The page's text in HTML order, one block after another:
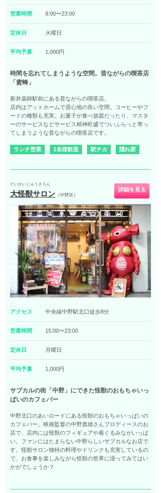
営業時間 8:00〜23:00
定休日 火曜日
平均予算 1,000円
時間を忘れてしまうような空間。昔ながらの喫茶店
「蜜蜂」
新井薬師駅前にある昔ながらの喫茶店。
店内はアットホームで居心地の良い空間。コーヒーやフ
ードの種類も充実。お菓子が食べ放題だったり、マスタ
ーのサービスなどサービス精神旺盛でついふらっと寄っ
てしまうような昔ながらの喫茶店です。
ランチ営業 1名様歓迎 駅チカ 隠れ家
だいかいじゅうさろん
大怪獣サロン （中野区）
詳細を見る
アクセス 中央線中野駅北口徒歩8分
営業時間 15:00〜23:00
定休日 月曜日
平均予算 1,000円
サブカルの街「中野」にできた怪獣のおもちゃいっ
ぱいのカフェバー
中野北口のあいロードにある怪獣のおもちゃいっぱいの
カフェバー。映画監督の中野貴雄さんプロディースのお
店で、店内には怪獣のフィギュアや着ぐるみながいっぱ
い。ファンにはたまらない中野らしいサブカルなお店で
す。怪獣サロン独特の料理やドリンクも充実しているの
で、お食事を楽しみながら怪獣の世界に浸ってみてはい
かがでしょうか？